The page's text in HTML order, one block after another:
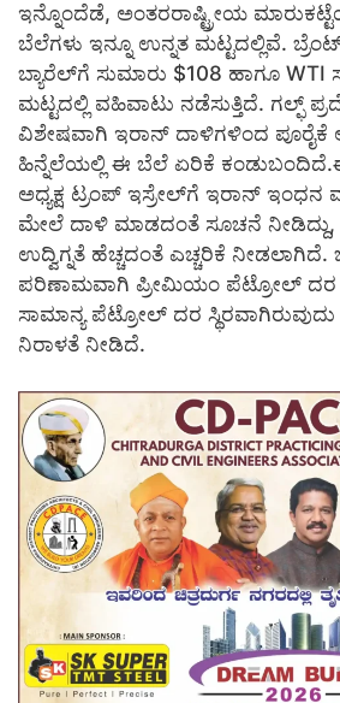
ಇನ್ನೊಂದೆಡೆ, ಅಂತರರಾಷ್ಟ್ರೀಯ
ಬೆಲೆಗಳು ಇನ್ನೂ ಉನ್ನತ ಮಟ್ಟದಲ್ಲಿವೆ. ಬ್ರೆಂಟ್
ಬ್ಯಾರೆಲ್‌ಗೆ ಸುಮಾರು $108 ಹಾಗೂ WTI
ಮಟ್ಟದಲ್ಲಿ ವಹಿವಾಟು ನಡೆಸುತ್ತಿದೆ. ಗಲ್ಫ್
ವಿಶೇಷವಾಗಿ ಇರಾನ್ ದಾಳಿಗಳಿಂದ
ಹಿನ್ನೆಲೆಯಲ್ಲಿ ಈ ಬೆಲೆ ಏರಿಕೆ
ಅಧ್ಯಕ್ಷ ಟ್ರಂಪ್ ಇಸ್ರೇಲ್‌ಗೆ ಇರಾನ್
ಮೇಲೆ ದಾಳಿ ಮಾಡದಂತೆ ಸೂಚನೆ ನೀಡಿದ್ದು,
ಉದ್ವಿಗ್ನತೆ ಹೆಚ್ಚದಂತೆ ಎಚ್ಚರಿಕೆ ನೀಡಲಾಗಿದೆ.
ಪರಿಣಾಮವಾಗಿ ಪ್ರೀಮಿಯಂ ಪೆಟ್ರೋಲ್ ದರ
ಸಾಮಾನ್ಯ ಪೆಟ್ರೋಲ್ ದರ
ನಿರಾಳತೆ ನೀಡಿದೆ.